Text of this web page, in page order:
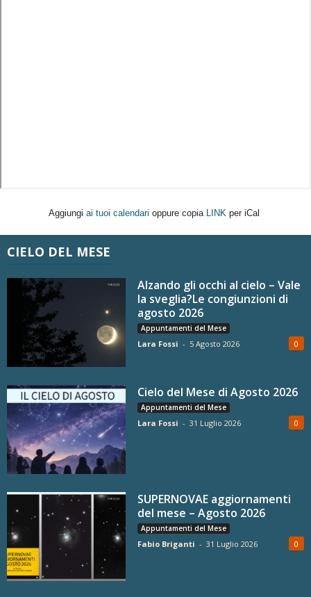
Aggiungi ai tuoi calendari oppure copia LINK per iCal
CIELO DEL MESE
Alzando gli occhi al cielo – Vale
la sveglia?Le congiunzioni di
agosto 2026
Appuntamenti del Mese
Lara Fossi - 5 Agosto 2026 0
Cielo del Mese di Agosto 2026
Appuntamenti del Mese
Lara Fossi - 31 Luglio 2026 0
SUPERNOVAE aggiornamenti
del mese – Agosto 2026
Appuntamenti del Mese
Fabio Briganti - 31 Luglio 2026 0